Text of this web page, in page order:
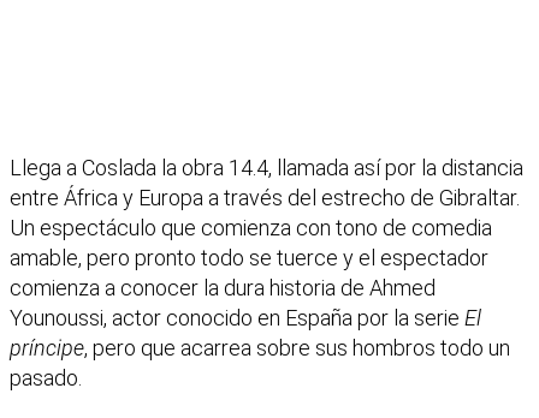
Llega a Coslada la obra 14.4, llamada así por la distancia
entre África y Europa a través del estrecho de Gibraltar.
Un espectáculo que comienza con tono de comedia
amable, pero pronto todo se tuerce y el espectador
comienza a conocer la dura historia de Ahmed
Younoussi, actor conocido en España por la serie El
príncipe, pero que acarrea sobre sus hombros todo un
pasado.